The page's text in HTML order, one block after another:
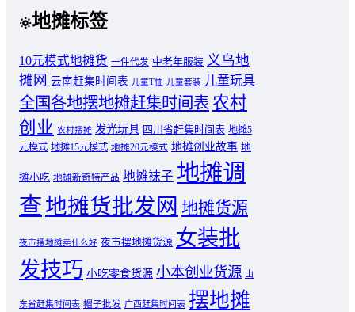
地摊标签
10元模式地摊货 一件代发 中老年服装 义乌地
摊网 云南赶集时间表 儿童T恤 儿童套装 儿童玩具
全国各地摆地摊赶集时间表 农村
创业 农村摆摊 发光玩具 四川省赶集时间表 地摊5
元模式 地摊15元模式 地摊20元模式 地摊创业故事 地
摊小吃 地摊新奇特产品 地摊袜子 地摊调
查地摊货批发网 地摊货源
夜市摆地摊卖什么好 夜市摆地摊货源 女装批
发技巧 小吃零食货源 小本创业货源 山
东省赶集时间表 帽子批发 广西赶集时间表 摆地摊